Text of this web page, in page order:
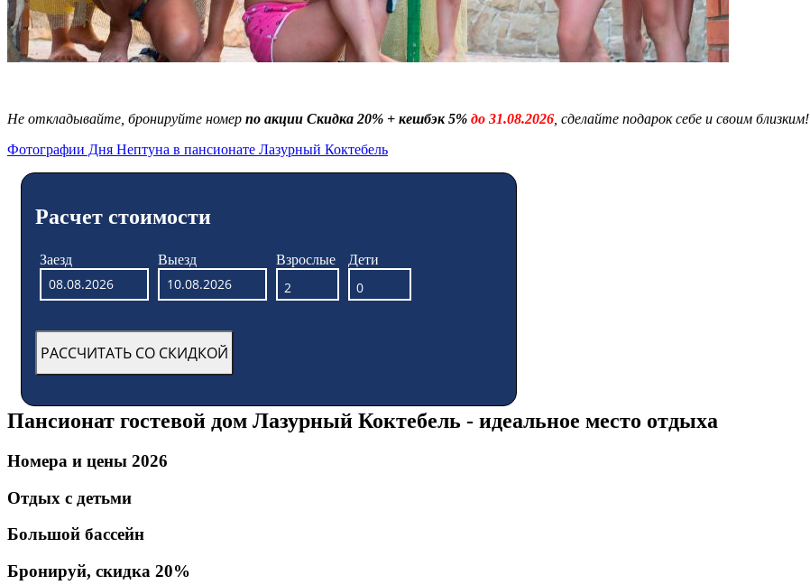
Не откладывайте, бронируйте номер по акции Скидка 20% + кешбэк 5% до 31.08.2026 , сделайте подарок себе и своим близким!
Фотографии Дня Нептуна в пансионате Лазурный Коктебель
Расчет стоимости
Заезд Выезд Взрослые Дети
Пансионат гостевой дом Лазурный Коктебель - идеальное место отдыха
Номера и цены 2026
Отдых с детьми
Большой бассейн
Бронируй, скидка 20%